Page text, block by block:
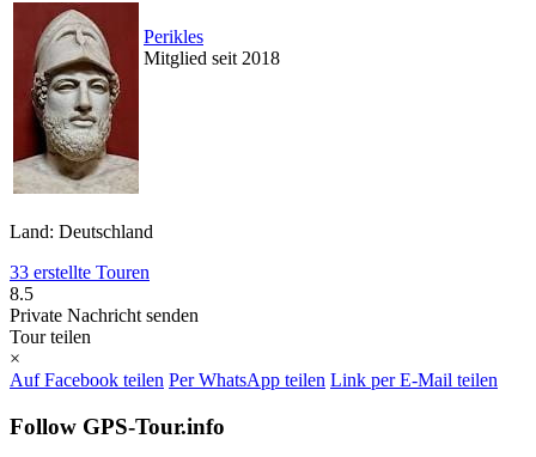
Perikles
Mitglied seit 2018
Land: Deutschland
33 erstellte Touren
8.5
Private Nachricht senden
Tour teilen
×
Auf Facebook teilen Per WhatsApp teilen Link per E-Mail teilen
Follow GPS-Tour.info